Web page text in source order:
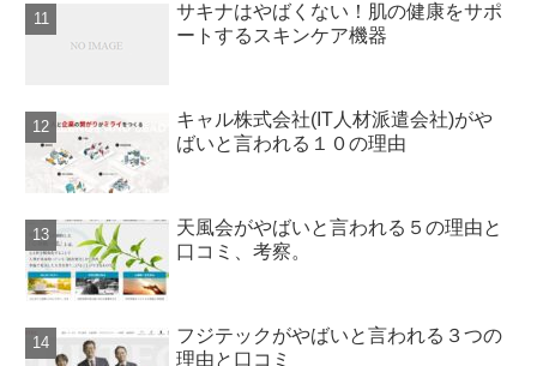
サキナはやばくない！肌の健康をサポ
ートするスキンケア機器
キャル株式会社(IT人材派遣会社)がや
ばいと言われる１０の理由
天風会がやばいと言われる５の理由と
口コミ、考察。
フジテックがやばいと言われる３つの
理由と口コミ